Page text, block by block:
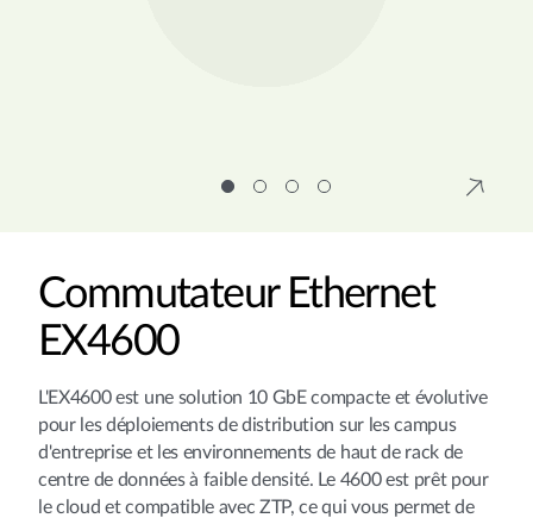
Commutateur Ethernet
EX4600
L'EX4600 est une solution 10 GbE compacte et évolutive
pour les déploiements de distribution sur les campus
d'entreprise et les environnements de haut de rack de
centre de données à faible densité. Le 4600 est prêt pour
le cloud et compatible avec ZTP, ce qui vous permet de